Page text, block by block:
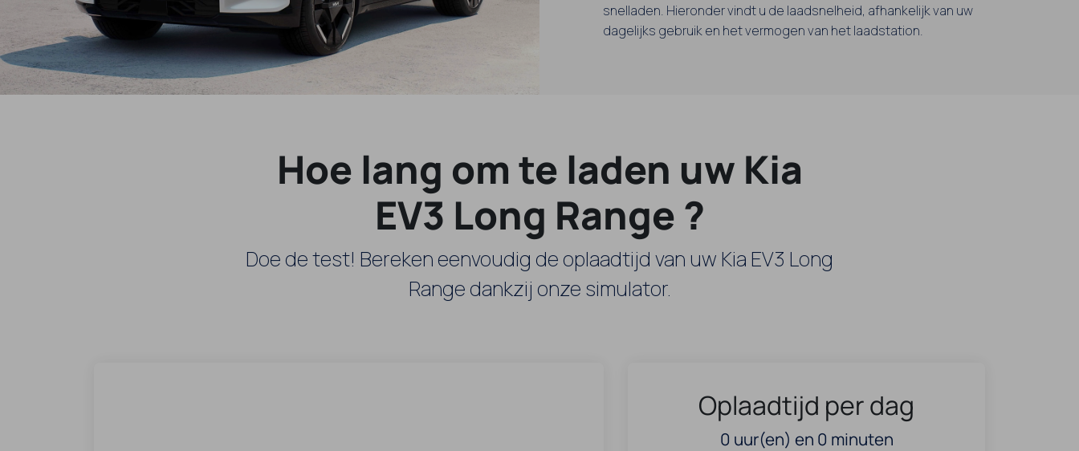
snelladen. Hieronder vindt u de laadsnelheid, afhankelijk van uw
dagelijks gebruik en het vermogen van het laadstation.
Hoe lang om te laden uw Kia
EV3 Long Range ?
Doe de test! Bereken eenvoudig de oplaadtijd van uw Kia EV3 Long
Range dankzij onze simulator.
Oplaadtijd per dag
0 uur(en) en 0 minuten